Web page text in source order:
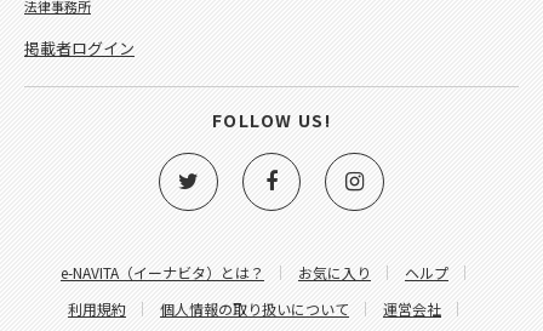
e-NAVITA（イーナビタ）とは？ お気に入り
ヘルプ
利用規約
個人情報の取り扱いについて 運営会社
法律事務所
掲載者ログイン
FOLLOW US!